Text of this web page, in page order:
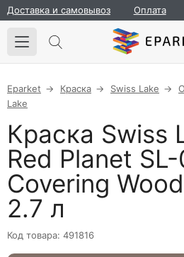
Доставка и самовывоз Оплата
Eparket Краска Swiss Lake
Lake
Краска Swiss
Red Planet
Covering
2.7 л
Код товара: 491816